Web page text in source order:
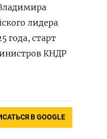
лидера
года, старт
КНДР
В GOOGLE